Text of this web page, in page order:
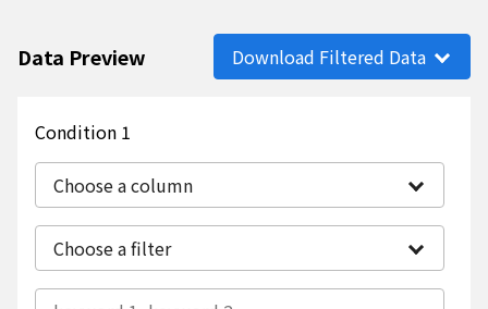
Data Preview Download Filtered Data
Condition 1
Choose a column
Choose a filter